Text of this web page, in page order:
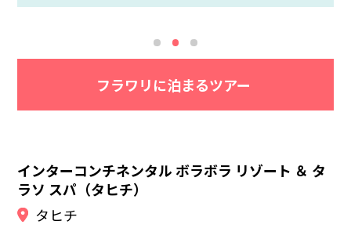
すすめです♪
間違いなし！
フラワリに泊まるツアー
インターコンチネンタル ボラボラ リゾート ＆ タ
ラソ スパ（タヒチ）
タヒチ